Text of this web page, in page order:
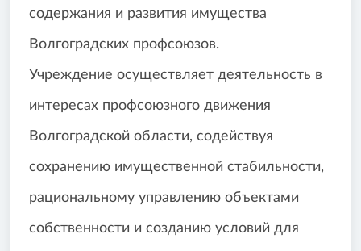
содержания и развития имущества
Волгоградских профсоюзов.
Учреждение осуществляет деятельность в
интересах профсоюзного движения
Волгоградской области, содействуя
сохранению имущественной стабильности,
рациональному управлению объектами
собственности и созданию условий для